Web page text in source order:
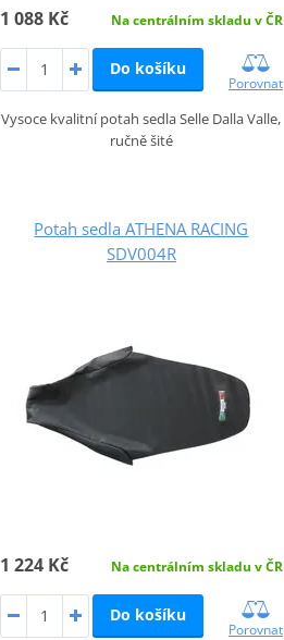
1 088 Kč Na centrálním skladu v ČR
Do košíku
Porovnat
Vysoce kvalitní potah sedla Selle Dalla Valle,
ručně šité
Potah sedla ATHENA RACING
SDV004R
1 224 Kč Na centrálním skladu v ČR
Do košíku
Porovnat